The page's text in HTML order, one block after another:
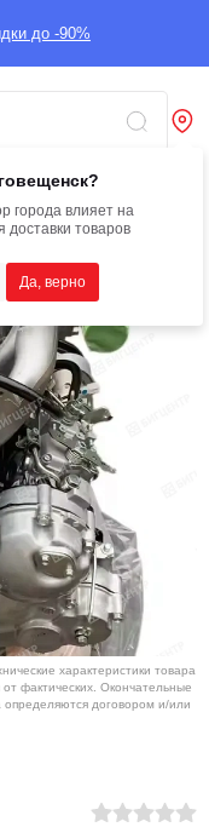
до -90%
города влияет на
доставки товаров
Да, верно
СПЕЦТЕХНИКИ
ISUZU 4LE2
характеристики товара
фактических. Окончательные
определяются договором и/или